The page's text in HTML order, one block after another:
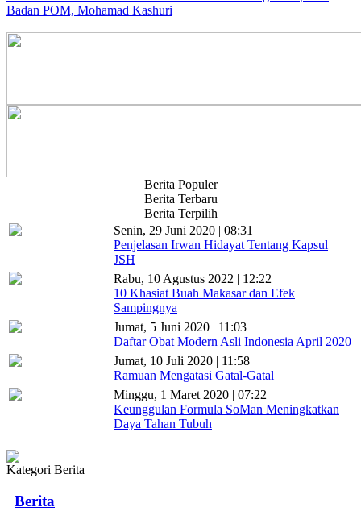
Badan POM, Mohamad Kashuri
Berita Populer
Berita Terbaru
Berita Terpilih
Senin, 29 Juni 2020 | 08:31
Penjelasan Irwan Hidayat Tentang Kapsul
JSH
Rabu, 10 Agustus 2022 | 12:22
10 Khasiat Buah Makasar dan Efek
Sampingnya
Jumat, 5 Juni 2020 | 11:03
Daftar Obat Modern Asli Indonesia April 2020
Jumat, 10 Juli 2020 | 11:58
Ramuan Mengatasi Gatal-Gatal
Minggu, 1 Maret 2020 | 07:22
Keunggulan Formula SoMan Meningkatkan
Daya Tahan Tubuh
Kategori Berita
Berita